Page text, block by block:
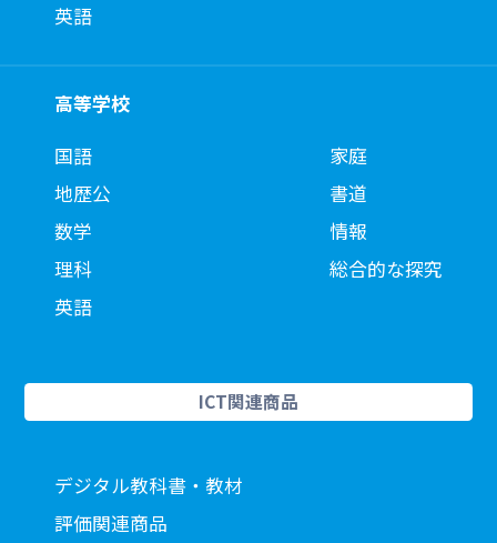
英語
高等学校
国語
地歴公
数学
理科
英語
家庭
書道
情報
総合的な探究
ICT関連商品
デジタル教科書・教材
評価関連商品